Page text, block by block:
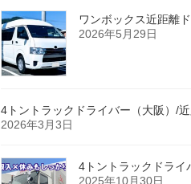
ワンボックス近距離
2026年5月29日
4トントラックドライバー（大阪）/
2026年3月3日
4トントラックドライ
2025年10月30日